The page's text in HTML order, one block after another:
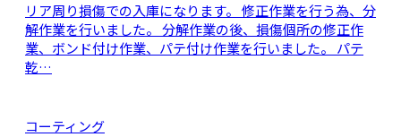
リア周り損傷での入庫になります。 修正作業を行う為、分
解作業を行いました。 分解作業の後、損傷個所の修正作
業、ボンド付け作業、パテ付け作業を行いました。 パテ
乾…
コーティング